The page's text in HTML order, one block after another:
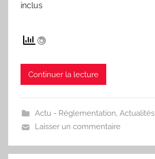
inclus
Continuer la lecture
Actu - Réglementation, Actualités
Laisser un commentaire